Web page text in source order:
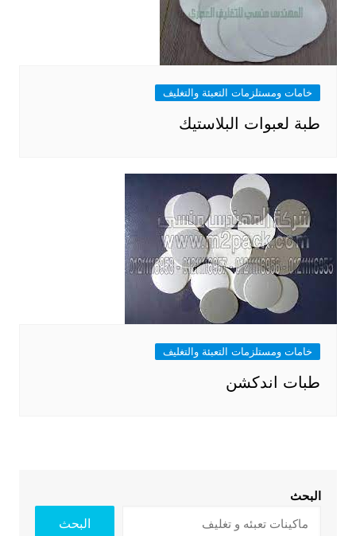
خامات ومستلزمات التعبئة والتغليف
طبة لعبوات البلاستيك
خامات ومستلزمات التعبئة والتغليف
طبات اندكشن
البحث
البحث